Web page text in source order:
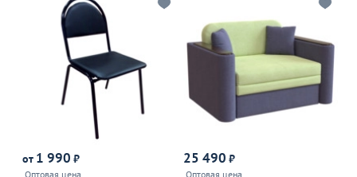
от 1 990 ₽
Оптовая цена
25 490 ₽
Оптовая цена